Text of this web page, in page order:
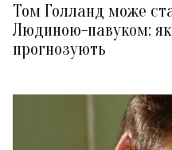
Том Голланд може
Людиною-павуком:
прогнозують